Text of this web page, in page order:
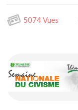
5074 Vues